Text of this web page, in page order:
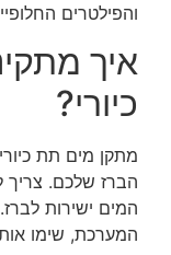
והפילטרים
איך
כיורי?
מתקן מים תת
הברז שלכם.
המים ישירות
המערכת, שימו